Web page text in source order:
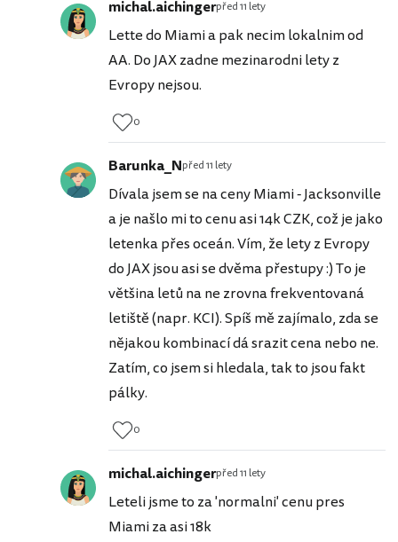
michal.aichingerpřed 11 lety
Lette do Miami a pak necim lokalnim od
AA. Do JAX zadne mezinarodni lety z
Evropy nejsou.
0
Barunka_Npřed 11 lety
Dívala jsem se na ceny Miami - Jacksonville
a je našlo mi to cenu asi 14k CZK, což je jako
letenka přes oceán. Vím, že lety z Evropy
do JAX jsou asi se dvěma přestupy :) To je
většina letů na ne zrovna frekventovaná
letiště (napr. KCI). Spíš mě zajímalo, zda se
nějakou kombinací dá srazit cena nebo ne.
Zatím, co jsem si hledala, tak to jsou fakt
pálky.
0
michal.aichingerpřed 11 lety
Leteli jsme to za 'normalni' cenu pres
Miami za asi 18k